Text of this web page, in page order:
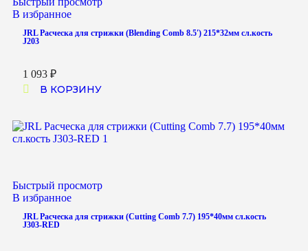
В избранное
JRL Расческа для стрижки (Blending Comb 8.5′) 215*32мм сл.кость
J203
1 093 ₽
В КОРЗИНУ
Быстрый просмотр
В избранное
JRL Расческа для стрижки (Cutting Comb 7.7) 195*40мм сл.кость
J303-RED